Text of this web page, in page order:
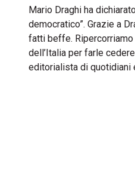
Mario Draghi ha
democratico”. Grazie a
fatti beffe. Ripercorriamo
dell’Italia per farle
editorialista di quotidiani